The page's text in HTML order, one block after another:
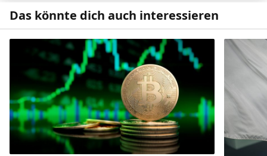
Das könnte dich auch interessieren